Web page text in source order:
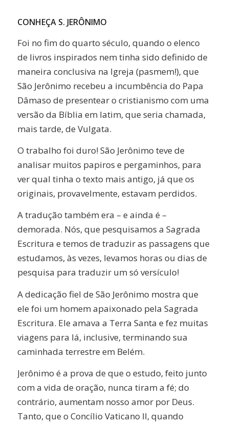
CONHEÇA S. JERÔNIMO
Foi no fim do quarto século, quando o elenco
de livros inspirados nem tinha sido definido de
maneira conclusiva na Igreja (pasmem!), que
São Jerônimo recebeu a incumbência do Papa
Dâmaso de presentear o cristianismo com uma
versão da Bíblia em latim, que seria chamada,
mais tarde, de Vulgata.
O trabalho foi duro! São Jerônimo teve de
analisar muitos papiros e pergaminhos, para
ver qual tinha o texto mais antigo, já que os
originais, provavelmente, estavam perdidos.
A tradução também era – e ainda é –
demorada. Nós, que pesquisamos a Sagrada
Escritura e temos de traduzir as passagens que
estudamos, às vezes, levamos horas ou dias de
pesquisa para traduzir um só versículo!
A dedicação fiel de São Jerônimo mostra que
ele foi um homem apaixonado pela Sagrada
Escritura. Ele amava a Terra Santa e fez muitas
viagens para lá, inclusive, terminando sua
caminhada terrestre em Belém.
Jerônimo é a prova de que o estudo, feito junto
com a vida de oração, nunca tiram a fé; do
contrário, aumentam nosso amor por Deus.
Tanto, que o Concílio Vaticano II, quando